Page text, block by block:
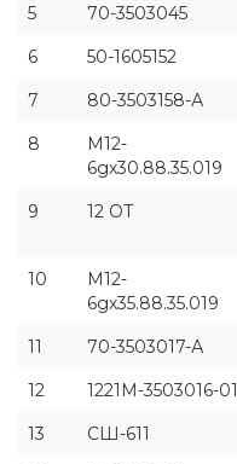
5
70-3503045
6
50-1605152
7
80-3503158-А
8
М12-
6gх30.88.35.019
9 12 ОТ
10
М12-
6gх35.88.35.019
11 70-3503017-А
12
1221М-3503016-01
13
СШ-611